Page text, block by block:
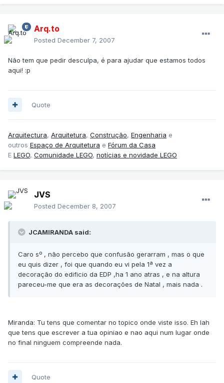
Arq.to
Posted December 7, 2007
Não tem que pedir desculpa, é para ajudar que estamos todos
aqui! :p
Quote
Arquitectura, Arquitetura, Construção, Engenharia e
outros Espaço de Arquitetura e Fórum da Casa
E LEGO, Comunidade LEGO, notícias e novidade LEGO
JVS
Posted December 8, 2007
JCAMIRANDA said:
Caro sº , não percebo que confusão gerarram , mas o que
eu quis dizer , foi que quando eu vi pela 1ª vez a
decoração do edificio da EDP ,ha 1 ano atras , e na altura
pareceu-me que era as decorações de Natal , mais nada .
Miranda: Tu tens que comentar no topico onde viste isso. Eh lah
que tens que escrever a tua opiniao e nao aqui num lugar onde
no final ninguem compreende nada.
Quote